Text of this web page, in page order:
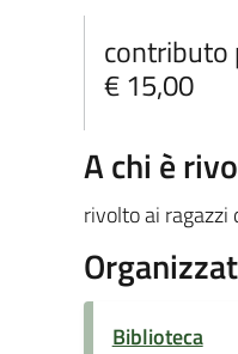
contributo
€ 15,00
A chi è
rivolto ai ragazzi
Biblioteca